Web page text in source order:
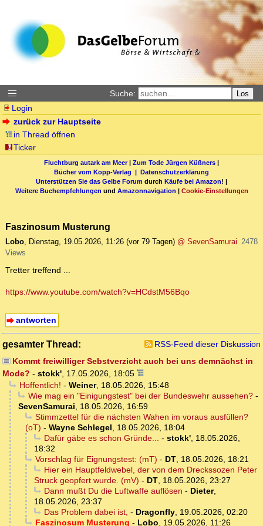
Suche: Los
Login
zurück zur Hauptseite
in Thread öffnen
Ticker
Fluchtburg autark am Meer| Zum Tode Jürgen Küßners |
Bücher vom Kopp-Verlag | Datenschutzerklärung
Unterstützen Sie das Gelbe Forum durch Käufe bei Amazon! |
Weitere Buchempfehlungen und Amazonnavigation | Cookie-Einstellungen
Faszinosum Musterung
Lobo, Dienstag, 19.05.2026, 11:26 (vor 79 Tagen) @ SevenSamurai 2478
Views
Tretter treffend ...
https://www.youtube.com/watch?v=HCdstM56Bqo
antworten
gesamter Thread:
RSS-Feed dieser Diskussion
Kommt freiwilliger Sebstverzicht auch bei uns demnächst in
Mode? - stokk', 17.05.2026, 18:05
Hoffentlich! - Weiner, 18.05.2026, 15:48
Wie mag ein "Einigungstest" bei der Bundeswehr aussehen?-
SevenSamurai, 18.05.2026, 16:59
Stimmzettel für die nächsten Wahen im voraus ausfüllen?
(oT) - Wayne Schlegel, 18.05.2026, 18:04
Dafür gäbe es schon Gründe... - stokk', 18.05.2026,
18:32
Vorschlag für Eignungstest: (mT) - DT, 18.05.2026, 18:21
Hier ein Hauptfeldwebel, der von dem Dreckssozen Peter
Struck geopfert wurde. (mV) - DT, 18.05.2026, 23:27
Dann mußt Du die Luftwaffe auflösen - Dieter,
18.05.2026, 23:37
Das Problem dabei ist, - Dragonfly, 19.05.2026, 02:20
Faszinosum Musterung - Lobo, 19.05.2026, 11:26